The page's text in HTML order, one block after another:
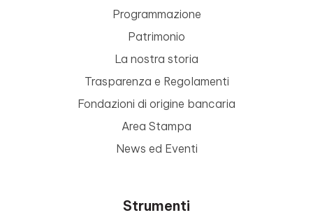
Programmazione
Patrimonio
La nostra storia
Trasparenza e Regolamenti
Fondazioni di origine bancaria
Area Stampa
News ed Eventi
Strumenti